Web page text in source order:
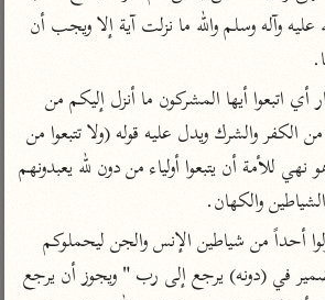
تفسير الرازي
أخرى
أضواء البيان
نظم الدرر للبقاعي
لغة وبلاغة
التحرير والتنوير
تفسير ابن عثيمين
مركَّزة العبارة
تفسير الجلالين
جامع البيان للإيجي
تفسير النسفي
الوجيز للواحدي
والكهان.